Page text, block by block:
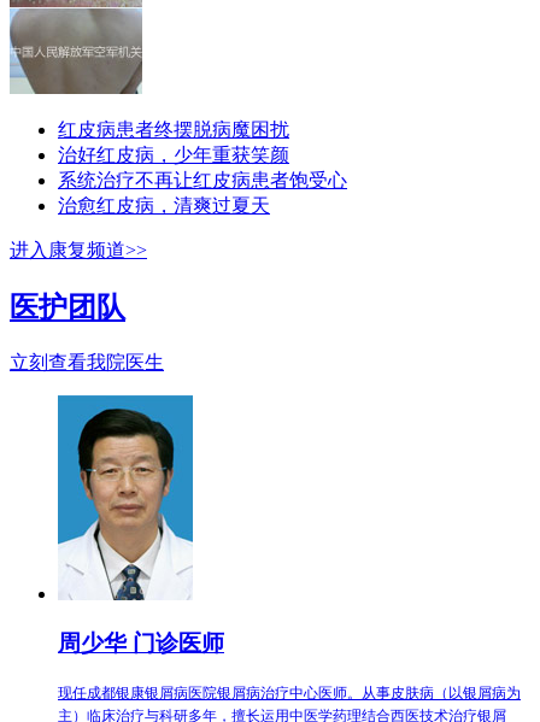
红皮病患者终摆脱病魔困扰
治好红皮病，少年重获笑颜
系统治疗不再让红皮病患者饱受心
治愈红皮病，清爽过夏天
进入康复频道>>
医护团队
立刻查看我院医生
周少华 门诊医师
现任成都银康银屑病医院银屑病治疗中心医师。从事皮肤病（以银屑病为
主）临床治疗与科研多年，擅长运用中医学药理结合西医技术治疗银屑